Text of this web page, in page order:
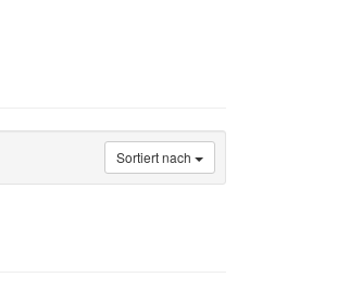
Sortiert nach